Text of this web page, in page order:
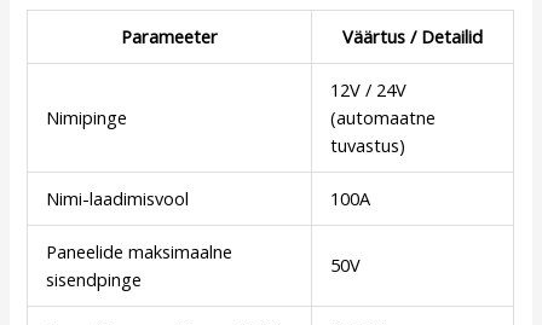
Parameeter Väärtus / Detailid
Nimipinge
12V / 24V
(automaatne
tuvastus)
Nimi-laadimisvool 100A
Paneelide maksimaalne
sisendpinge
50V